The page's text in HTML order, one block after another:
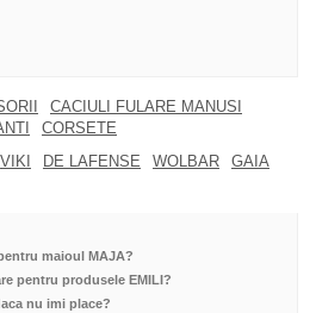
CACIULI FULARE MANUSI
CORSETE
VIKI DE LAFENSE WOLBAR
GAIA
maioul MAJA?
pentru produsele EMILI?
nu imi place?